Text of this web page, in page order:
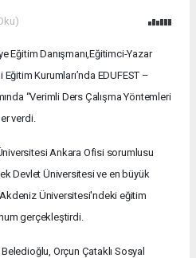
Eğitim Danışmanı,Eğitimci-Yazar
Kurumları’nda EDUFEST –
“Verimli Ders Çalışma Yöntemleri
verdi.
Ankara Ofisi sorumlusu
Devlet Üniversitesi ve en büyük
Üniversitesi'ndeki eğitim
gerçekleştirdi.
Orçun Çataklı Sosyal